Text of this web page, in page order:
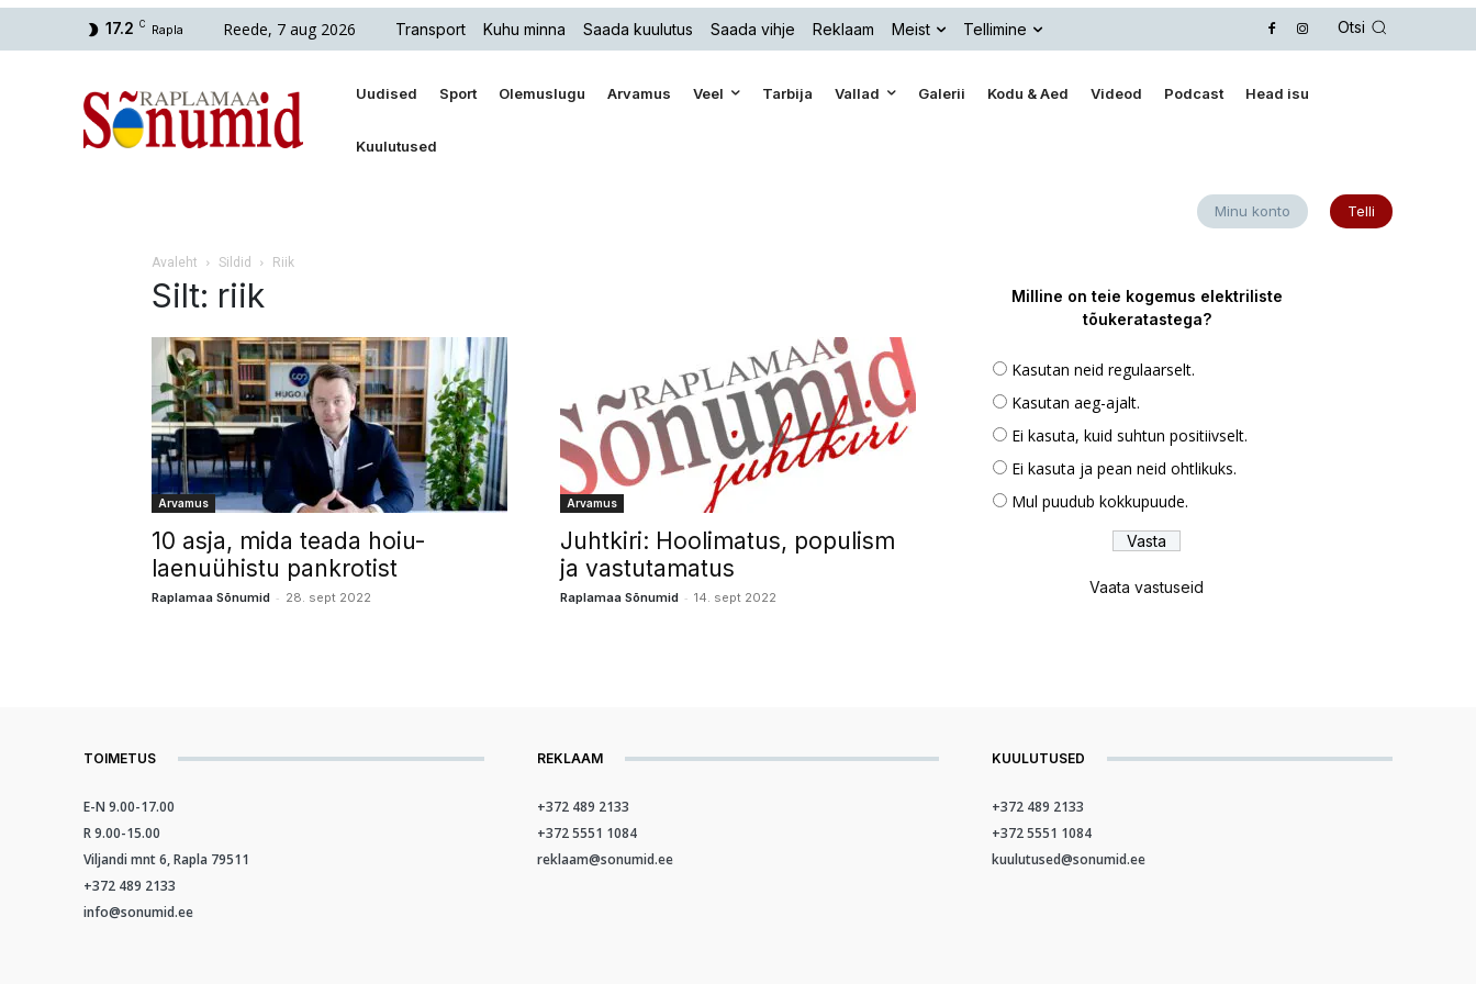
17.2 C Rapla Reede, 7 aug 2026 Transport Kuhu minna Saada kuulutus Saada vihje Reklaam Meist Tellimine Otsi
Uudised Sport Olemuslugu Arvamus Veel Tarbija Vallad Galerii Kodu & Aed Videod Podcast Head isu
Kuulutused
Minu konto Telli
Avaleht Sildid Riik
Silt: riik
Arvamus
10 asja, mida teada hoiu-
laenuühistu pankrotist
Raplamaa Sõnumid - 28. sept 2022
Arvamus
Juhtkiri: Hoolimatus, populism
ja vastutamatus
Raplamaa Sõnumid - 14. sept 2022
Milline on teie kogemus elektriliste
tõukeratastega?
Kasutan neid regulaarselt.
Kasutan aeg-ajalt.
Ei kasuta, kuid suhtun positiivselt.
Ei kasuta ja pean neid ohtlikuks.
Mul puudub kokkupuude.
Vaata vastuseid
TOIMETUS
E-N 9.00-17.00
R 9.00-15.00
Viljandi mnt 6, Rapla 79511
+372 489 2133
info@sonumid.ee
REKLAAM
+372 489 2133
+372 5551 1084
reklaam@sonumid.ee
KUULUTUSED
+372 489 2133
+372 5551 1084
kuulutused@sonumid.ee